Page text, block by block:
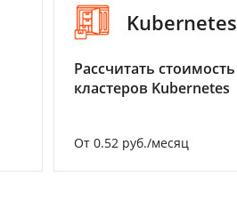
Kubernetes
Рассчитать стоимость
кластеров Kubernetes
От 0.52 руб./месяц